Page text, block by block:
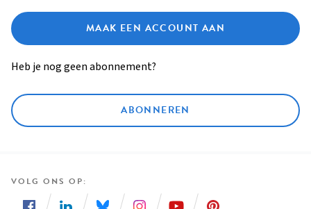
MAAK EEN ACCOUNT AAN
Heb je nog geen abonnement?
ABONNEREN
VOLG ONS OP